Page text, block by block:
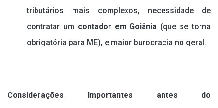
tributários mais complexos, necessidade de
contratar um contador em Goiânia (que se torna
obrigatória para ME), e maior burocracia no geral.
Considerações Importantes antes do